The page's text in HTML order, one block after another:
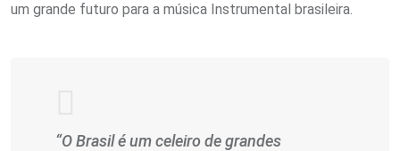
um grande futuro para a música Instrumental brasileira.
“O Brasil é um celeiro de grandes